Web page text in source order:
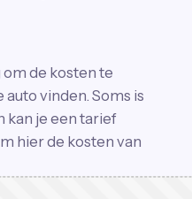
om de kosten te
vinden. Soms is
kan je een tarief
hier de kosten van